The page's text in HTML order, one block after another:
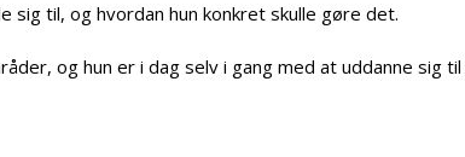
sig til, og hvordan hun konkret skulle gøre det.
og hun er i dag selv i gang med at uddanne sig